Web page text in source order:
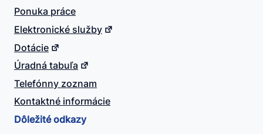
Ponuka práce
Elektronické služby
Dotácie
Úradná tabuľa
Telefónny zoznam
Kontaktné informácie
Dôležité odkazy